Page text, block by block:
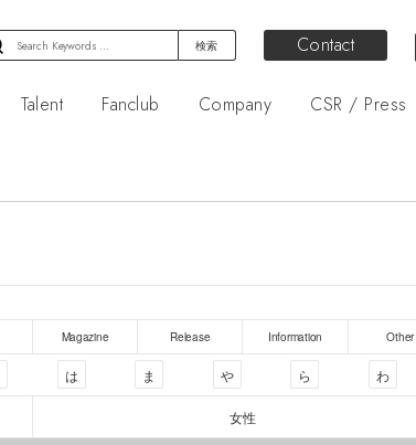
Contact
Talent Fanclub Company CSR / Press
Magazine Release Information Other
は ま や ら わ
女性